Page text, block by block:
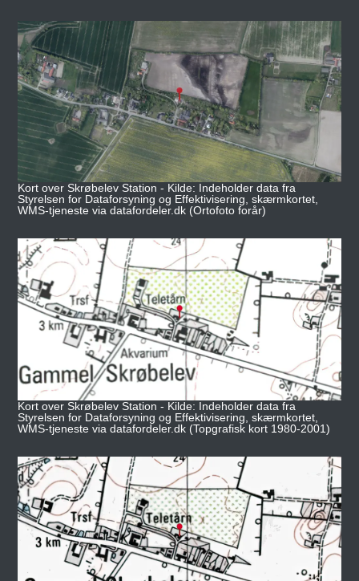
Kort over Skrøbelev Station - Kilde: Indeholder data fra
Styrelsen for Dataforsyning og Effektivisering, skærmkortet,
WMS-tjeneste via datafordeler.dk (Ortofoto forår)
Kort over Skrøbelev Station - Kilde: Indeholder data fra
Styrelsen for Dataforsyning og Effektivisering, skærmkortet,
WMS-tjeneste via datafordeler.dk (Topgrafisk kort 1980-2001)